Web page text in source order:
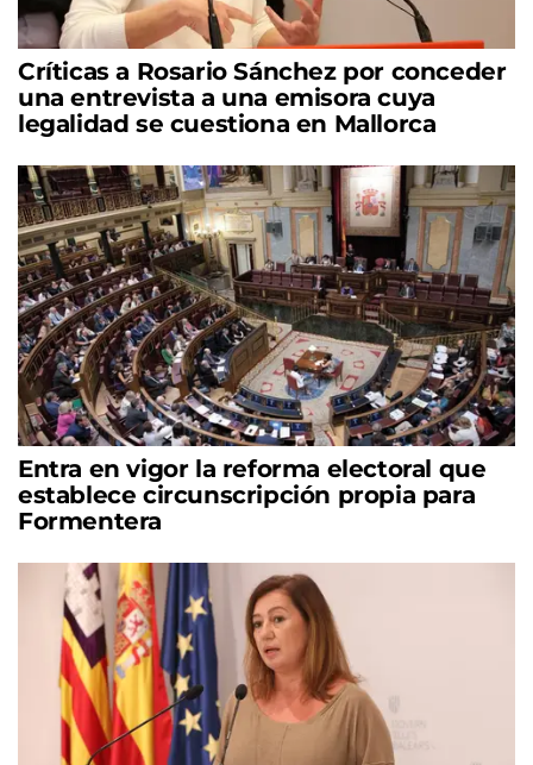
Críticas a Rosario Sánchez por conceder
una entrevista a una emisora cuya
legalidad se cuestiona en Mallorca
Entra en vigor la reforma electoral que
establece circunscripción propia para
Formentera